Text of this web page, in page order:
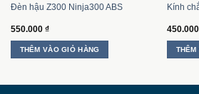
Đèn hậu Z300 Ninja300 ABS
550.000 ₫
THÊM VÀO GIỎ HÀNG
Kính
450.000
THÊM